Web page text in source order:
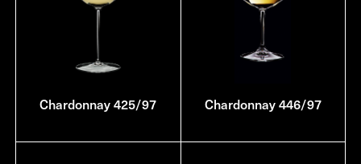
Chardonnay 425/97 Chardonnay 446/97